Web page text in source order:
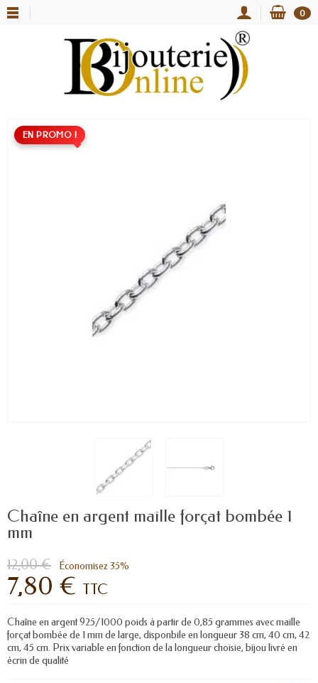
0
EN PROMO !
Chaîne en argent maille forçat bombée 1
mm
12,00 € Économisez 35%
7,80 € TTC
Chaîne en argent 925/1000 poids à partir de 0,85 grammes avec maille
forçat bombée de 1 mm de large, disponbile en longueur 38 cm, 40 cm, 42
cm, 45 cm. Prix variable en fonction de la longueur choisie, bijou livré en
écrin de qualité